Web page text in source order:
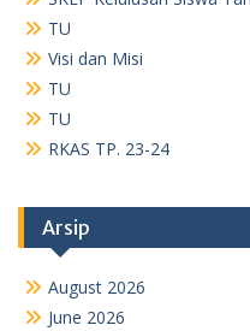
April 2026
March 2026
February 2026
January 2026
November 2025
August 2025
July 2025
May 2025
April 2025